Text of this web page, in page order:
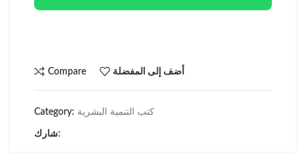
Compare أضف إلى المفضلة
Category: كتب التنمية البشرية
شارك: